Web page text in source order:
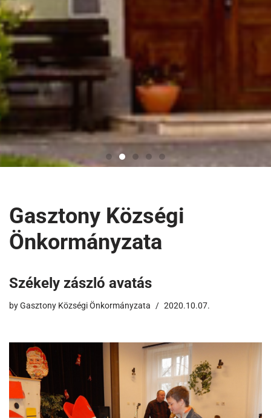
Gasztony Községi
Önkormányzata
Székely zászló avatás
byGasztony Községi Önkormányzata 2020.10.07.